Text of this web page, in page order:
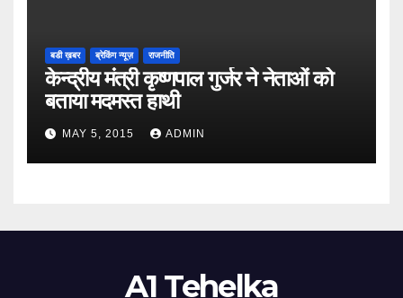
बडी ख़बर ब्रेकिंग न्यूज़ राजनीति
केन्द्रीय मंत्री कृष्णपाल गुर्जर ने नेताओं को
बताया मदमस्त हाथी
MAY 5, 2015 ADMIN
A1 Tehelka